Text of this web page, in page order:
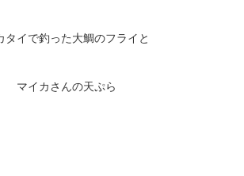
タイで釣った大鯛のフライと
マイカさんの天ぷら